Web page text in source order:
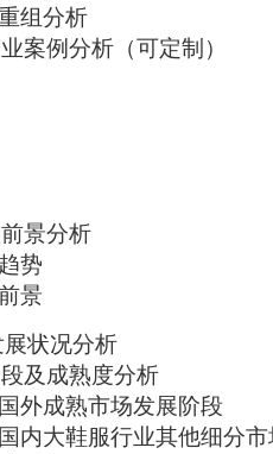
组分析
案例分析（可定制）
景分析
势
景
状况分析
及成熟度分析
外成熟市场发展阶段
内大鞋服行业其他细分